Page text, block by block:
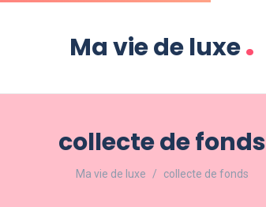
Ma vie de luxe.
collecte de fonds
Ma vie de luxe collecte de fonds